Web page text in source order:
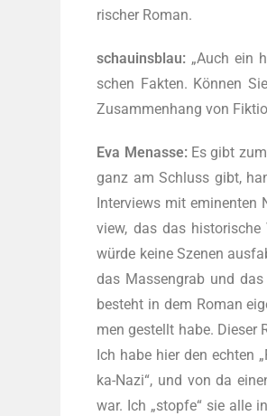
ri­scher Roman.
schau­ins­blau: „Auch ein
schen Fak­ten. Können
Zusam­men­hang von
Eva Men­as­se:Es gibt zum
ganz am Schluss gibt,
Inter­views mit
view, das das his­to­ri­sche
würde kei­ne Sze­nen
das Mas­sen­grab und
besteht in dem Roman
men gestellt habe. Die­ser
Ich habe hier den ech­ten
ka-Nazi“, und von da
war. Ich „stop­fe“ sie alle